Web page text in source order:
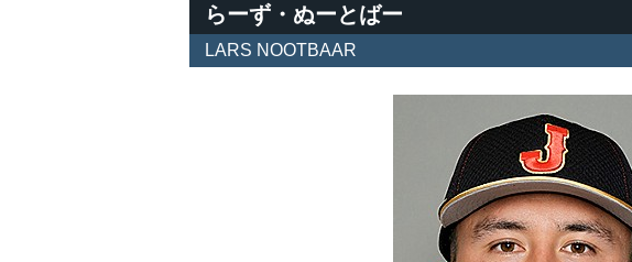
らーず・ぬーとばー
LARS NOOTBAAR